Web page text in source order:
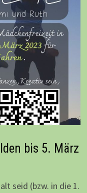
bis 5. März
seid (bzw. in die 1.